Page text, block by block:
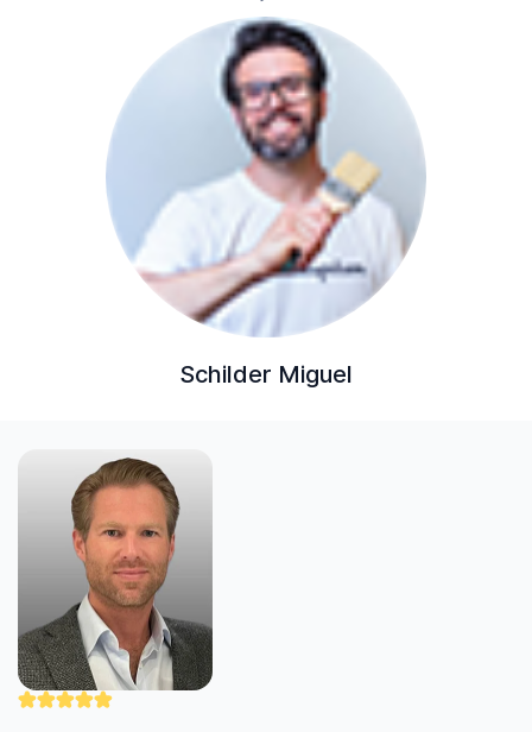
Schilder Miguel
"Nick werkt zorgvuldig en professioneel. Hij